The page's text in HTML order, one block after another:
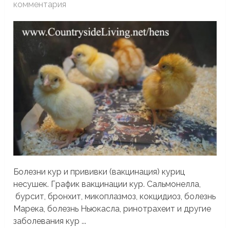
комментария
Болезни кур и прививки (вакцинация) куриц
несушек. График вакцинации кур. Сальмонелла,
бурсит, бронхит, микоплазмоз, кокцидиоз, болезнь
Марека, болезнь Ньюкасла, ринотрахеит и другие
заболевания кур ...